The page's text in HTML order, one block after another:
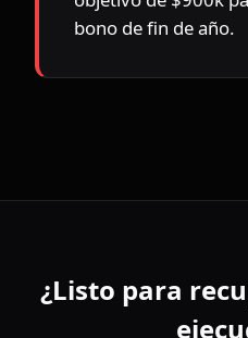
bono de fin de año.
¿Listo para